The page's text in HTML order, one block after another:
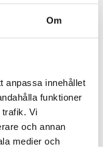
Om
anpassa innehållet
funktioner
Vi
och annan
medier och
o-ring.
fastsättning i